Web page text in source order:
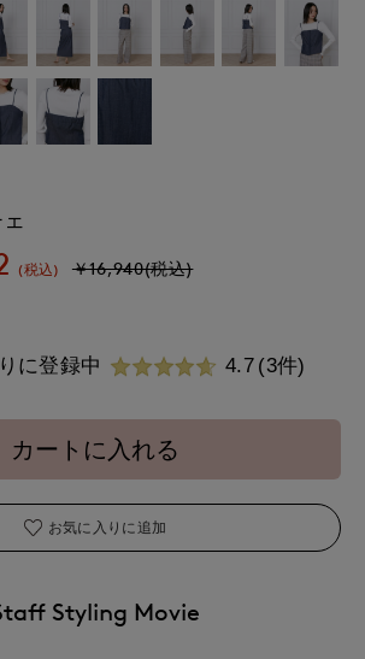
(税込) ￥16,940(税込)
に登録中 4.7 (3件)
カートに入れる
お気に入りに追加
Styling Movie